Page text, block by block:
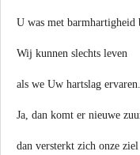
U was met barmhartigheid
Wij kunnen slechts leven
als we Uw hartslag
Ja, dan komt er nieuwe
dan versterkt zich onze ziel